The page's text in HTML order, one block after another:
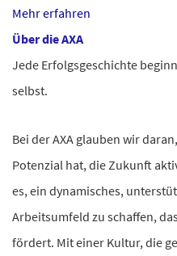
Mehr erfahren
Über die AXA
Jede Erfolgsgeschichte
selbst.
Bei der AXA glauben wir
Potenzial hat, die Zukunft
es, ein dynamisches,
Arbeitsumfeld zu schaffen,
fördert. Mit einer Kultur, die